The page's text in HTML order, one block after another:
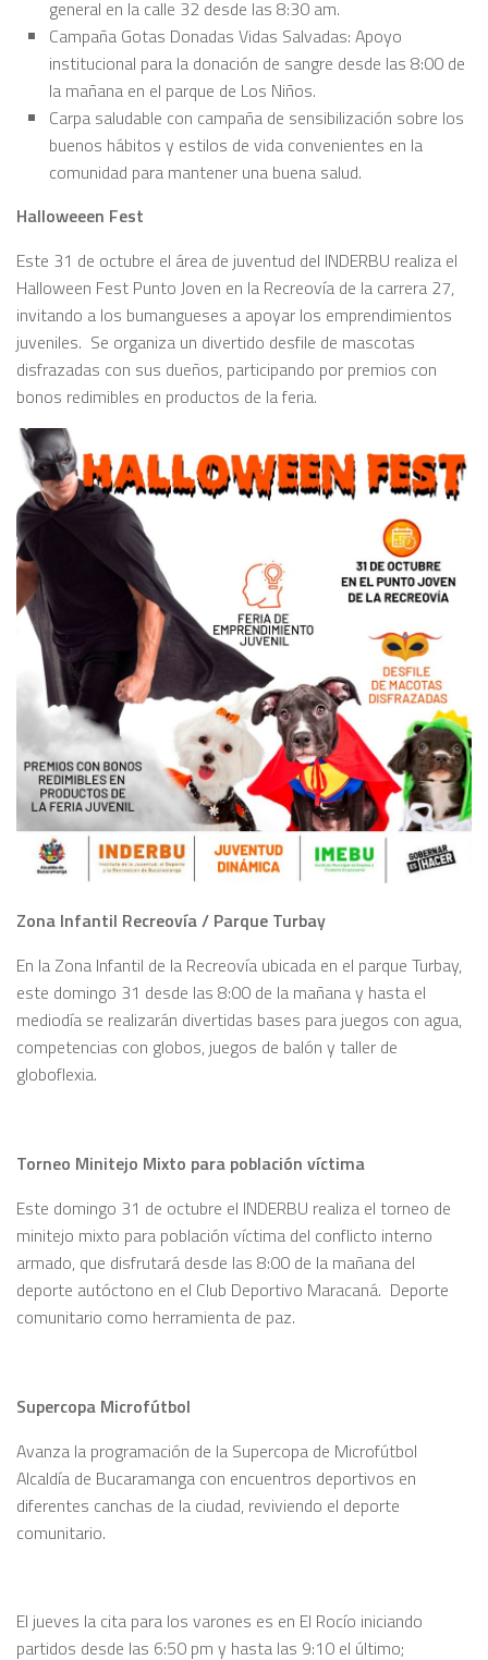
general en la calle 32 desde las 8:30 am.
Campaña Gotas Donadas Vidas Salvadas: Apoyo
institucional para la donación de sangre desde las 8:00 de
la mañana en el parque de Los Niños.
Carpa saludable con campaña de sensibilización sobre los
buenos hábitos y estilos de vida convenientes en la
comunidad para mantener una buena salud.
Halloweeen Fest
Este 31 de octubre el área de juventud del INDERBU realiza el
Halloween Fest Punto Joven en la Recreovía de la carrera 27,
invitando a los bumangueses a apoyar los emprendimientos
juveniles. Se organiza un divertido desfile de mascotas
disfrazadas con sus dueños, participando por premios con
bonos redimibles en productos de la feria.
Zona Infantil Recreovía / Parque Turbay
En la Zona Infantil de la Recreovía ubicada en el parque Turbay,
este domingo 31 desde las 8:00 de la mañana y hasta el
mediodía se realizarán divertidas bases para juegos con agua,
competencias con globos, juegos de balón y taller de
globoflexia.
Torneo Minitejo Mixto para población víctima
Este domingo 31 de octubre el INDERBU realiza el torneo de
minitejo mixto para población víctima del conflicto interno
armado, que disfrutará desde las 8:00 de la mañana del
deporte autóctono en el Club Deportivo Maracaná. Deporte
comunitario como herramienta de paz.
Supercopa Microfútbol
Avanza la programación de la Supercopa de Microfútbol
Alcaldía de Bucaramanga con encuentros deportivos en
diferentes canchas de la ciudad, reviviendo el deporte
comunitario.
El jueves la cita para los varones es en El Rocío iniciando
partidos desde las 6:50 pm y hasta las 9:10 el último;